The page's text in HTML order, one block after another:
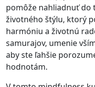
pomôže nahliadnuť do
životného štýlu, ktorý
harmóniu a životnú
samurajov, umenie
aby ste ľahšie
hodnotám.